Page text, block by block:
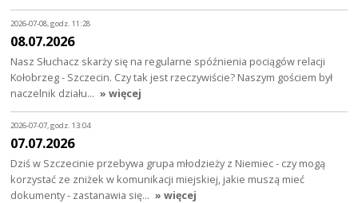
2026-07-08, godz. 11:28
08.07.2026
Nasz Słuchacz skarży się na regularne spóźnienia pociągów relacji
Kołobrzeg - Szczecin. Czy tak jest rzeczywiście? Naszym gościem był
naczelnik działu… » więcej
2026-07-07, godz. 13:04
07.07.2026
Dziś w Szczecinie przebywa grupa młodzieży z Niemiec - czy mogą
korzystać ze zniżek w komunikacji miejskiej, jakie muszą mieć
dokumenty - zastanawia się… » więcej